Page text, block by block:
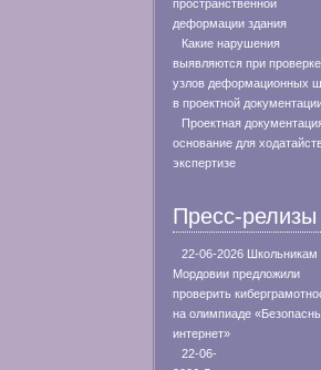
пространственной
деформации здания
Какие нарушения
выявляются при проверке
узлов деформационных
в проектной
Проектная
основание для
экспертизе
Пресс-релизы
22-06-2026 Школьникам
Мордовии предложили
проверить
на олимпиаде
интернет»
22-06-